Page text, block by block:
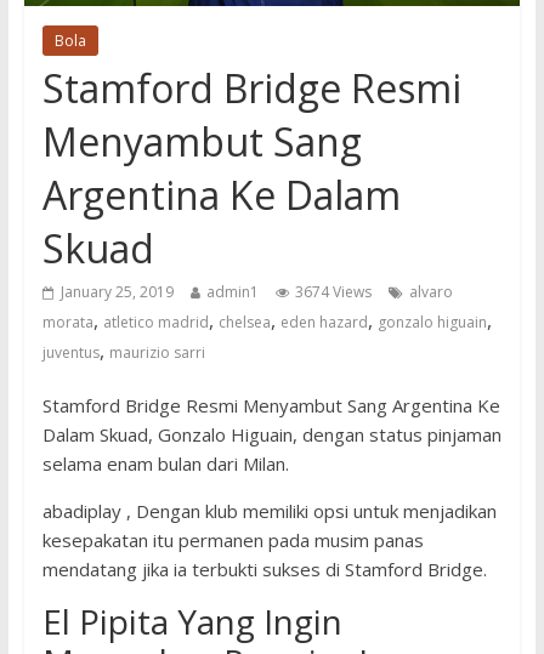
Bola
Stamford Bridge Resmi
Menyambut Sang
Argentina Ke Dalam
Skuad
January 25, 2019 admin1 3674 Views
alvaro
morata, atletico madrid, chelsea, eden hazard, gonzalo higuain,
juventus, maurizio sarri
Stamford Bridge Resmi Menyambut Sang Argentina Ke
Dalam Skuad, Gonzalo Higuain, dengan status pinjaman
selama enam bulan dari Milan.
abadiplay , Dengan klub memiliki opsi untuk menjadikan
kesepakatan itu permanen pada musim panas
mendatang jika ia terbukti sukses di Stamford Bridge.
El Pipita Yang Ingin